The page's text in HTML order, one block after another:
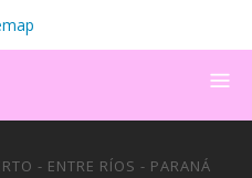
- ENTRE RÍOS - PARANÁ